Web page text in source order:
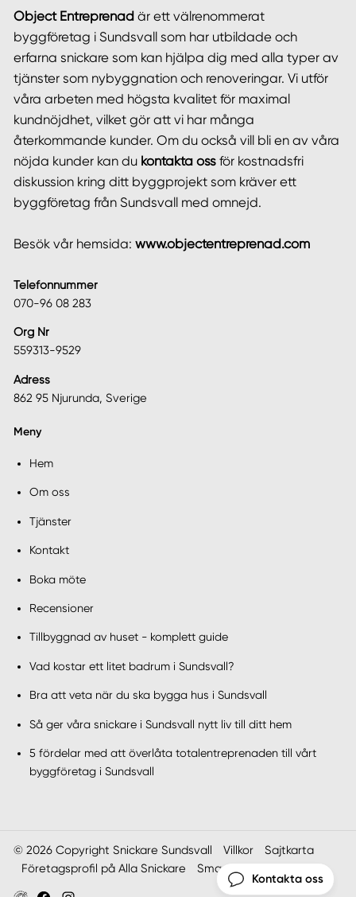
Object Entreprenadär ett välrenommerat
byggföretag i Sundsvall som har utbildade och
erfarna snickare som kan hjälpa dig med alla typer av
tjänster som nybyggnation och renoveringar. Vi utför
våra arbeten med högsta kvalitet för maximal
kundnöjdhet, vilket gör att vi har många
återkommande kunder. Om du också vill bli en av våra
nöjda kunder kan du kontakta ossför kostnadsfri
diskussion kring ditt byggprojekt som kräver ett
byggföretag från Sundsvall med omnejd.
Besök vår hemsida: www.objectentreprenad.com
Telefonnummer
070-96 08 283
Org Nr
559313-9529
Adress
862 95 Njurunda, Sverige
Meny
Hem
Om oss
Tjänster
Kontakt
Boka möte
Recensioner
Tillbyggnad av huset - komplett guide
Vad kostar ett litet badrum i Sundsvall?
Bra att veta när du ska bygga hus i Sundsvall
Så ger våra snickare i Sundsvall nytt liv till ditt hem
5 fördelar med att överlåta totalentreprenaden till vårt
byggföretag i Sundsvall
© 2026 Copyright Snickare Sundsvall Villkor
Sajtkarta
Företagsprofil på Alla Snickare
Smartproduktion
Kontakta oss